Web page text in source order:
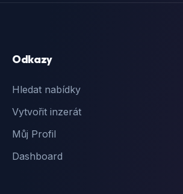
Odkazy
Hledat nabídky
Vytvořit inzerát
Můj Profil
Dashboard